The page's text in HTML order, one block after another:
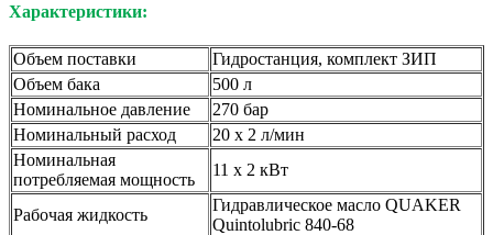
Характеристики:
Объем поставки
Гидростанция, комплект ЗИП
Объем бака
500 л
Номинальное давление
270 бар
Номинальный расход
20 х 2 л/мин
Номинальная
потребляемая мощность
11 х 2 кВт
Рабочая жидкость
Гидравлическое масло QUAKER
Quintolubric 840-68